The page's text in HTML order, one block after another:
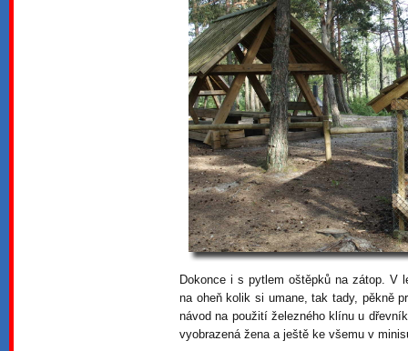
Dokonce i s pytlem oštěpků na zátop. V
na oheň kolik si umane, tak tady, pěkně
návod na použití železného klínu u
vyobrazená žena a ještě ke všemu v